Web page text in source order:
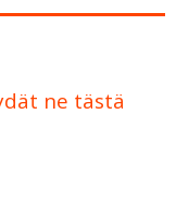
ne tästä